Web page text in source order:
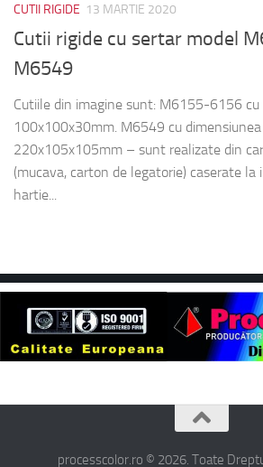
CUTII RIGIDE 13 MARTIE 2020
Cutii rigide cu sertar model
M6549
Cutiile din imagine sunt: M6155-6156 cu
100x100x30mm. M6549 cu dimensiunea
220x105x105mm – sunt realizate din
(mucava, carton de legatorie) caserate la
hartie...
processcolor.ro © 2026. Toate